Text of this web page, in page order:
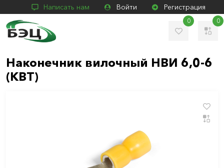
Написать нам Войти Регистрация
0 0
Наконечник вилочный НВИ 6,0-6
(КВТ)